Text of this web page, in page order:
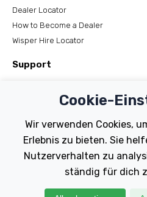
Dealer Locator
How to Become a Dealer
Wisper Hire Locator
Support
Electric Bikes
Cookie-
Wir verwenden Cookies,
Erlebnis zu bieten. Sie
Nutzerverhalten zu
ständig für dich